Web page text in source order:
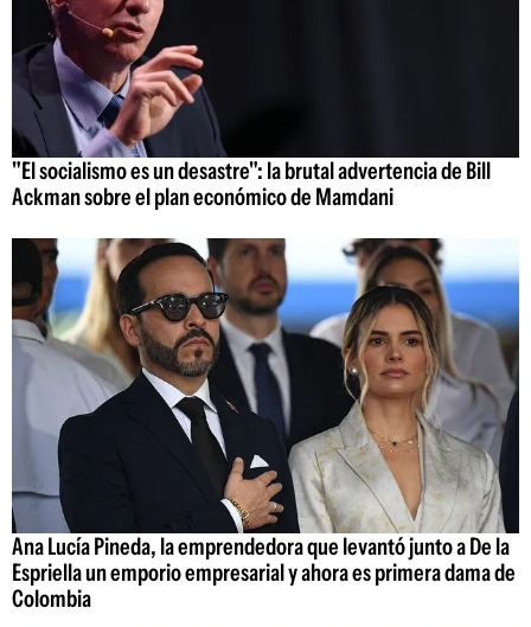
"El socialismo es un desastre": la brutal advertencia de Bill
Ackman sobre el plan económico de Mamdani
Ana Lucía Pineda, la emprendedora que levantó junto a De la
Espriella un emporio empresarial y ahora es primera dama de
Colombia